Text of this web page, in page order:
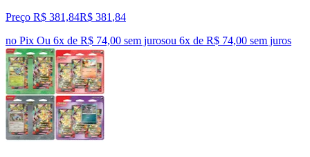
Preço R$ 381,84R$ 381 ,84
no Pix Ou 6x de R$ 74,00 sem jurosou 6x de R$ 74,00 sem juros